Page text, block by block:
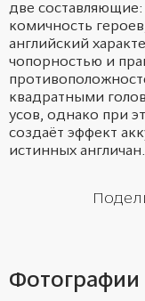
две
комичность
английский
чопорностью и
квадратными
усов, однако при
создаёт эффект
истинных англичан.
Фотографии